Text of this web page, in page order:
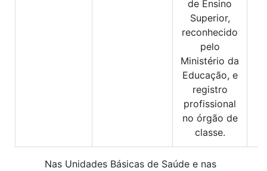
de Ensino
Superior,
reconhecido
pelo
Ministério da
Educação, e
registro
profissional
no órgão de
classe.
Nas Unidades Básicas de Saúde e nas